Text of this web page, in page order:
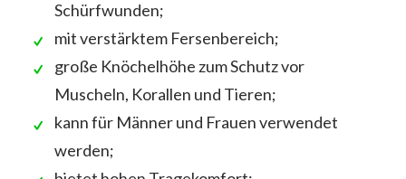
Schürfwunden;
mit verstärktem Fersenbereich;
große Knöchelhöhe zum Schutz vor
Muscheln, Korallen und Tieren;
kann für Männer und Frauen verwendet
werden;